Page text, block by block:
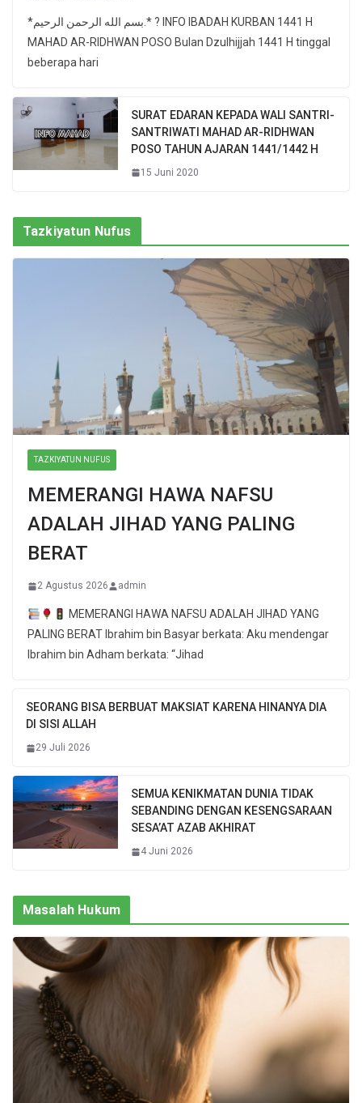
*بسم الله الرحمن الرحيم.* ? INFO IBADAH KURBAN 1441 H
MAHAD AR-RIDHWAN POSO Bulan Dzulhijjah 1441 H tinggal
beberapa hari
SURAT EDARAN KEPADA WALI SANTRI-
SANTRIWATI MAHAD AR-RIDHWAN
POSO TAHUN AJARAN 1441/1442 H
15 Juni 2020
Tazkiyatun Nufus
TAZKIYATUN NUFUS
MEMERANGI HAWA NAFSU
ADALAH JIHAD YANG PALING
BERAT
2 Agustus 2026 admin
MEMERANGI HAWA NAFSU ADALAH JIHAD YANG
PALING BERAT Ibrahim bin Basyar berkata: Aku mendengar
Ibrahim bin Adham berkata: “Jihad
SEORANG BISA BERBUAT MAKSIAT KARENA HINANYA DIA
DI SISI ALLAH
29 Juli 2026
SEMUA KENIKMATAN DUNIA TIDAK
SEBANDING DENGAN KESENGSARAAN
SESA’AT AZAB AKHIRAT
4 Juni 2026
Masalah Hukum